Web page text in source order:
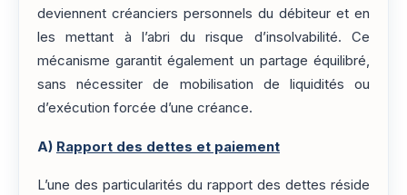
deviennent créanciers personnels du débiteur et en
les mettant à l’abri du risque d’insolvabilité. Ce
mécanisme garantit également un partage équilibré,
sans nécessiter de mobilisation de liquidités ou
d’exécution forcée d’une créance.
A) Rapport des dettes et paiement
L’une des particularités du rapport des dettes réside